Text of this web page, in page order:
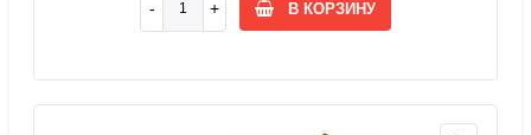
В КОРЗИНУ